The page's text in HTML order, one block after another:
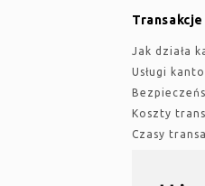
Transakcje
jak działa
Usługi
Koszty
Czasy